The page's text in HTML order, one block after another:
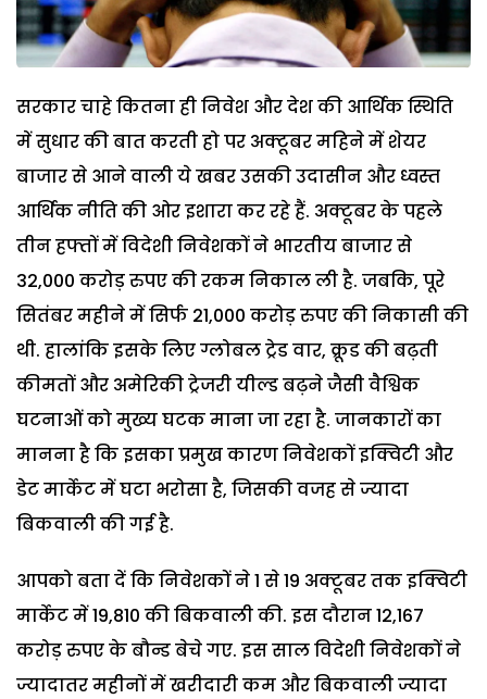
सरकार चाहे कितना ही निवेश और देश की आर्थिक स्थिति
में सुधार की बात करती हो पर अक्टूबर महिने में शेयर
बाजार से आने वाली ये खबर उसकी उदासीन और ध्वस्त
आर्थिक नीति की ओर इशारा कर रहे हैं. अक्टूबर के पहले
तीन हफ्तों में विदेशी निवेशकों ने भारतीय बाजार से
32,000 करोड़ रुपए की रकम निकाल ली है. जबकि, पूरे
सितंबर महीने में सिर्फ 21,000 करोड़ रुपए की निकासी की
थी. हालांकि इसके लिए ग्लोबल ट्रेड वार, क्रूड की बढ़ती
कीमतों और अमेरिकी ट्रेजरी यील्ड बढ़ने जैसी वैश्विक
घटनाओं को मुख्य घटक माना जा रहा है. जानकारों का
मानना है कि इसका प्रमुख कारण निवेशकों इक्विटी और
डेट मार्केट में घटा भरोसा है, जिसकी वजह से ज्यादा
बिकवाली की गई है.
आपको बता दें कि निवेशकों ने 1 से 19 अक्टूबर तक इक्विटी
मार्केट में 19,810 की बिकवाली की. इस दौरान 12,167
करोड़ रुपए के बौन्ड बेचे गए. इस साल विदेशी निवेशकों ने
ज्यादातर महीनों में खरीदारी कम और बिकवाली ज्यादा